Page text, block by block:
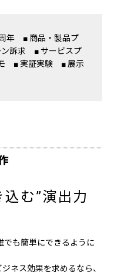
年 ■ 商品・製品プ
訴求 ■ サービスプ
■ 実証実験 ■ 展示
む”演出力
でも簡単にできるように
ネス効果を求めるなら、